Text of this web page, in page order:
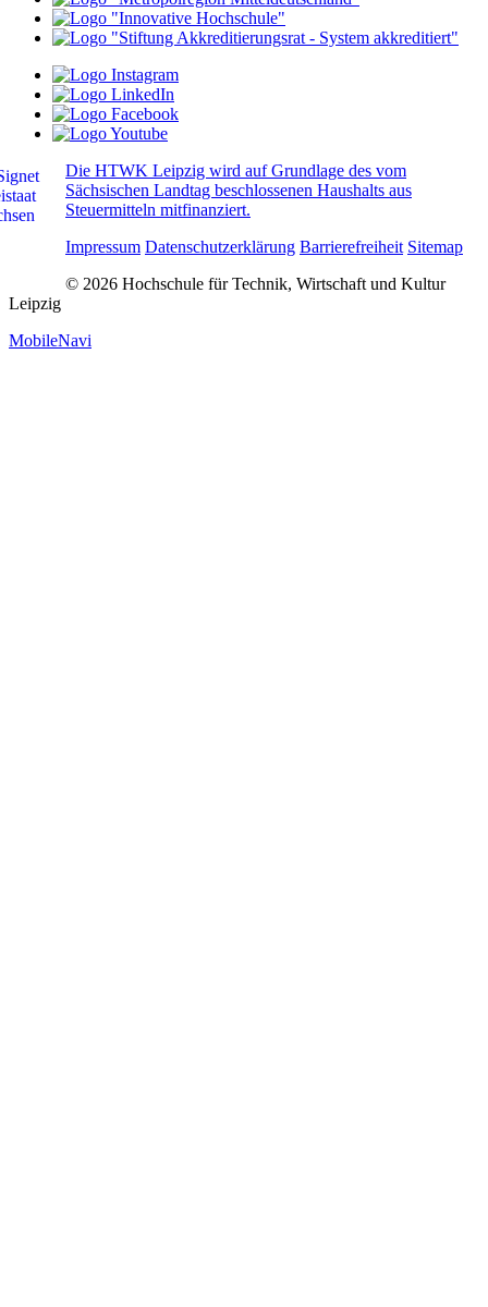
Die HTWK Leipzig wird auf Grundlage des vom
Sächsischen Landtag beschlossenen Haushalts aus
Steuermitteln mitfinanziert.
Impressum Datenschutzerklärung Barrierefreiheit Sitemap
© 2026 Hochschule für Technik, Wirtschaft und Kultur
Leipzig
MobileNavi